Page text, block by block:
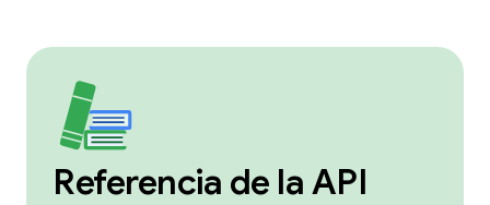
Referencia de la API